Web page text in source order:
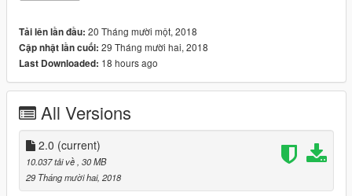
Tải lên lần đầu: 20 Tháng mười một, 2018
Cập nhật lần cuối: 29 Tháng mười hai, 2018
Last Downloaded: 18 hours ago
All Versions
2.0 (current)
10.037 tải về , 30 MB
29 Tháng mười hai, 2018